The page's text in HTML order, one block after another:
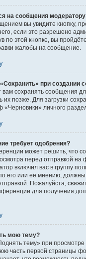
на сообщения
вы увидите кнопку,
если это разрешено
по этой кнопке, вы
жалобы на сообщение.
при создании
вам сохранять сообщения
их позже. Для загрузки
«Черновики» личного
требует одобрения?
может решить, что
перед отправкой
включил вас в группу
его или её мнению,
Пожалуйста,
для получения
мою тему?
тему» при
часть первой страницы